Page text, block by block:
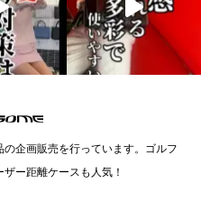
企画販売を行っています。ゴルフ
ー距離ケースも人気！